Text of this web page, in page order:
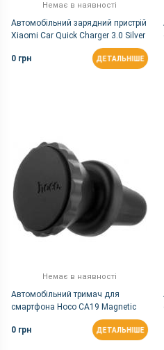
Немає в наявності
Автомобільний зарядний пристрій
Xiaomi Car Quick Charger 3.0 Silver
0 грн
ДЕТАЛЬНІШЕ
Немає в наявності
Автомобільний тримач для
смартфона Hoco CA19 Magnetic
0 грн
ДЕТАЛЬНІШЕ